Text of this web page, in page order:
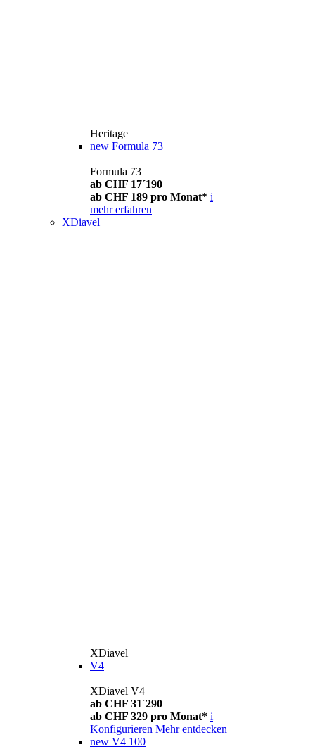
Heritage
new Formula 73
Formula 73
ab CHF 17´190
ab CHF 189 pro Monat* i
mehr erfahren
XDiavel
XDiavel
V4
XDiavel V4
ab CHF 31´290
ab CHF 329 pro Monat* i
Konfigurieren Mehr entdecken
new V4 100